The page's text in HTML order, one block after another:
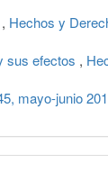
, Hechos y
sus efectos ,
mayo-junio